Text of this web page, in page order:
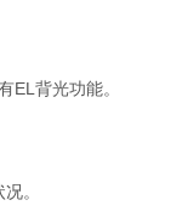
EL背光功能。
。